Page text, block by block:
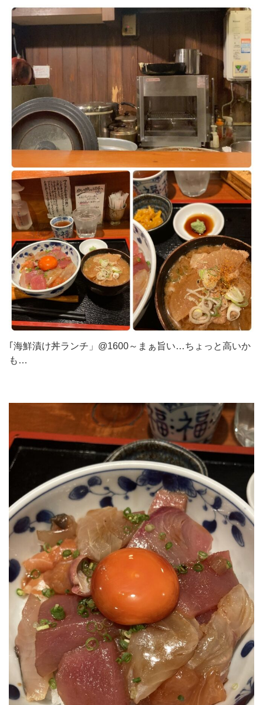
｢海鮮漬け丼ランチ」@1600～まぁ旨い…ちょっと高いか
も…